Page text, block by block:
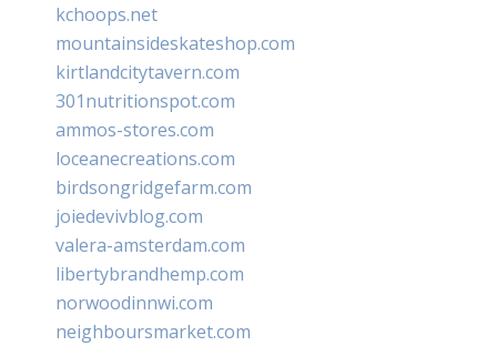
kchoops.net
mountainsideskateshop.com
kirtlandcitytavern.com
301nutritionspot.com
ammos-stores.com
loceanecreations.com
birdsongridgefarm.com
joiedevivblog.com
valera-amsterdam.com
libertybrandhemp.com
norwoodinnwi.com
neighboursmarket.com